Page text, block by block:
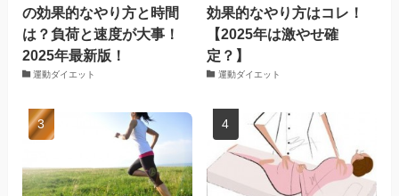
の効果的なやり方と時間
は？負荷と速度が大事！
2025年最新版！
運動ダイエット
効果的なやり方はコレ！
【2025年は激やせ確
定？】
運動ダイエット